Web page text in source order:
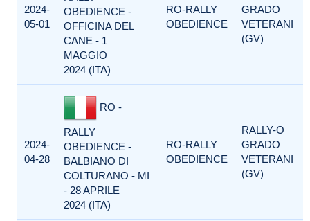
2024-
05-01
OBEDIENCE -
OFFICINA DEL
CANE - 1
MAGGIO
2024 (ITA)
RO-RALLY
OBEDIENCE
GRADO
VETERANI
(GV)
2024-
04-28
RO -
RALLY
OBEDIENCE -
BALBIANO DI
COLTURANO - MI
- 28 APRILE
2024 (ITA)
RO-RALLY
OBEDIENCE
RALLY-O
GRADO
VETERANI
(GV)